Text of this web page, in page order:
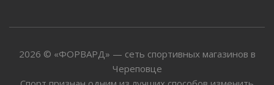
2026 © «ФОРВАРД» — сеть спортивных магазинов в
Череповце